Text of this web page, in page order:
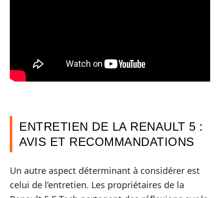
ENTRETIEN DE LA RENAULT 5 :
AVIS ET RECOMMANDATIONS
Un autre aspect déterminant à considérer est
celui de l’entretien. Les propriétaires de la